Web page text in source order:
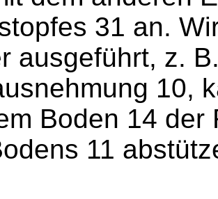
31 an.
ausgeführt, z.
10,
Boden 14 der
11